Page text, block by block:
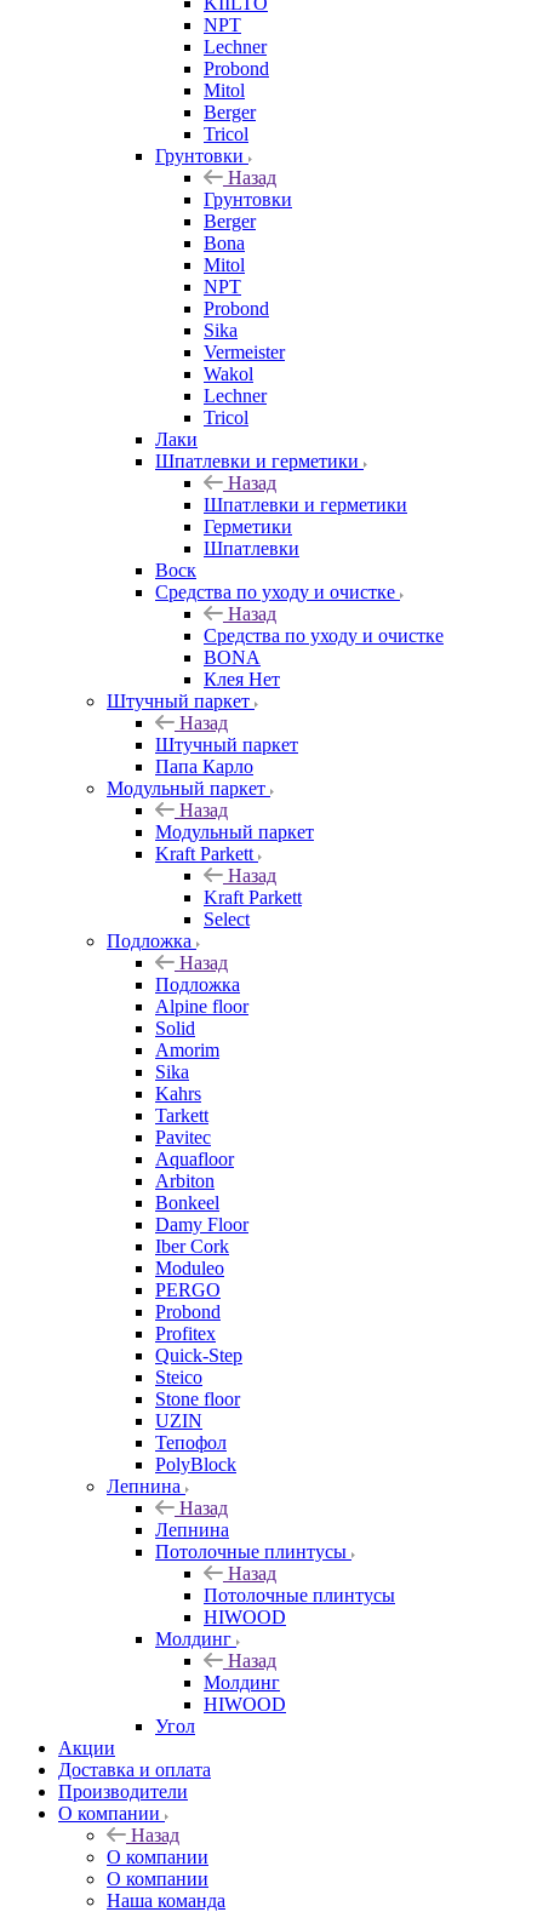
NPT
Lechner
Probond
Mitol
Berger
Tricol
Грунтовки
Назад
Грунтовки
Berger
Bona
Mitol
NPT
Probond
Sika
Vermeister
Wakol
Lechner
Tricol
Лаки
Шпатлевки и герметики
Назад
Шпатлевки и герметики
Герметики
Шпатлевки
Воск
Средства по уходу и очистке
Назад
Средства по уходу и очистке
BONA
Клея Нет
Штучный паркет
Назад
Штучный паркет
Папа Карло
Модульный паркет
Назад
Модульный паркет
Kraft Parkett
Назад
Kraft Parkett
Select
Подложка
Назад
Подложка
Alpine floor
Solid
Amorim
Sika
Kahrs
Tarkett
Pavitec
Aquafloor
Arbiton
Bonkeel
Damy Floor
Iber Cork
Moduleo
PERGO
Probond
Profitex
Quick-Step
Steico
Stone floor
UZIN
Тепофол
PolyBlock
Лепнина
Назад
Лепнина
Потолочные плинтусы
Назад
Потолочные плинтусы
HIWOOD
Молдинг
Назад
Молдинг
HIWOOD
Угол
Акции
Доставка и оплата
Производители
О компании
Назад
О компании
О компании
Наша команда